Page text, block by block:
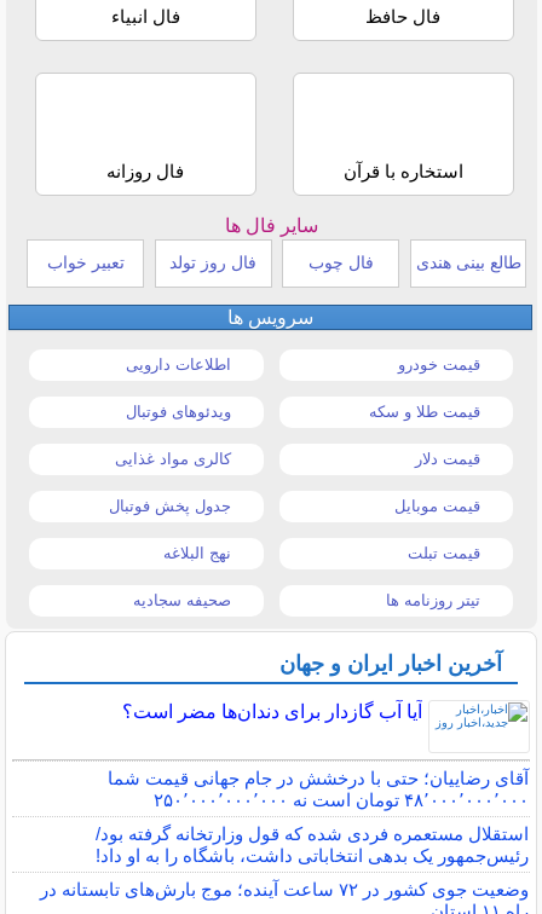
فال حافظ فال انبیاء
استخاره با قرآن فال روزانه
سایر فال ها
طالع بینی هندی فال چوب فال روز تولد تعبیر خواب
سرویس ها
قیمت خودرو اطلاعات دارویی
قیمت طلا و سکه ویدئوهای فوتبال
قیمت دلار کالری مواد غذایی
قیمت موبایل جدول پخش فوتبال
قیمت تبلت نهج البلاغه
تیتر روزنامه ها صحیفه سجادیه
آخرین اخبار ایران و جهان
آیا آب گازدار برای دندان‌ها مضر است؟
آقای رضاییان؛ حتی با درخشش در جام جهانی قیمت شما
۴۸٬۰۰۰٬۰۰۰٬۰۰۰ تومان است نه ۲۵۰٬۰۰۰٬۰۰۰٬۰۰۰
استقلال مستعمره فردی شده که قول وزارتخانه گرفته بود/
رئیس‌جمهور یک بدهی انتخاباتی داشت، باشگاه را به او داد!
وضعیت جوی کشور در ۷۲ ساعت آینده؛ موج بارش‌های تابستانه در